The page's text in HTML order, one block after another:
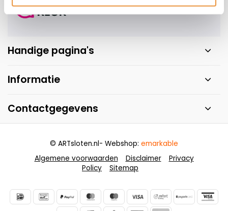
Handige pagina's
Informatie
Contactgegevens
Algemene voorwaarden Disclaimer
Privacy
Policy
Sitemap
© ARTsloten.nl- Webshop: emarkable